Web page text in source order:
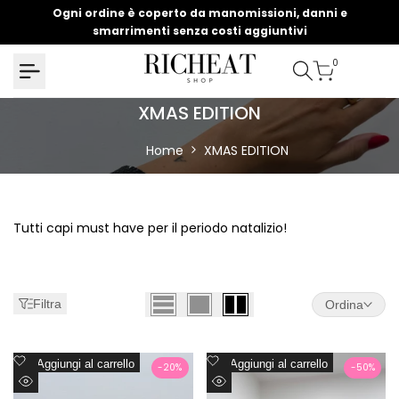
contenuto
Ogni ordine è coperto da manomissioni, danni e
smarrimenti senza costi aggiuntivi
0
XMAS EDITION
Home XMAS EDITION
Tutti capi must have per il periodo natalizio!
Filtra Ordina
-20%
Aggiungi al carrello
Aggiungi
alla
-50%
Aggiungi al carrello
Aggiungi
alla